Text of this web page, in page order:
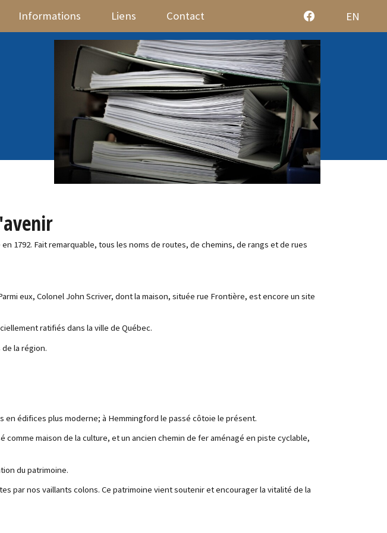
Informations Liens Contact EN
1792. Fait remarquable, tous les noms de routes, de chemins, de rangs et de rues
eux, Colonel John Scriver, dont la maison, située rue Frontière, est encore un site
ratifiés dans la ville de Québec.
la région.
édifices plus moderne; à Hemmingford le passé côtoie le présent.
maison de la culture, et un ancien chemin de fer aménagé en piste cyclable,
du patrimoine.
par nos vaillants colons. Ce patrimoine vient soutenir et encourager la vitalité de la